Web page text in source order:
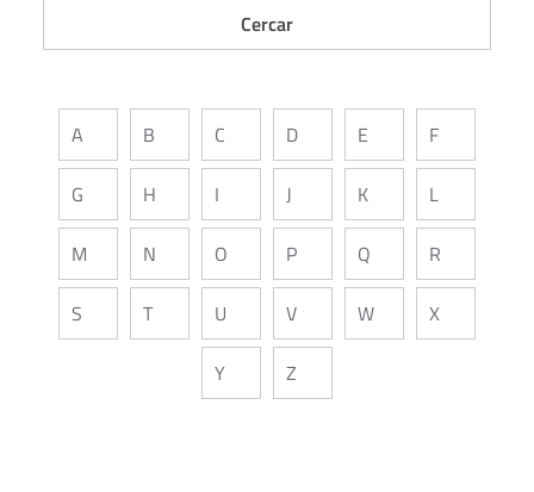
A B C D E F
G H I J K L
M N O P Q R
S T U V W X
Y Z